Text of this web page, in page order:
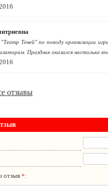
Теней" по поводу организации
Праздник оказался настолько
отзывы
отзыв *: